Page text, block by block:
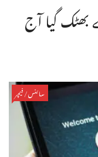
گیا آج
سائنس/فیچر